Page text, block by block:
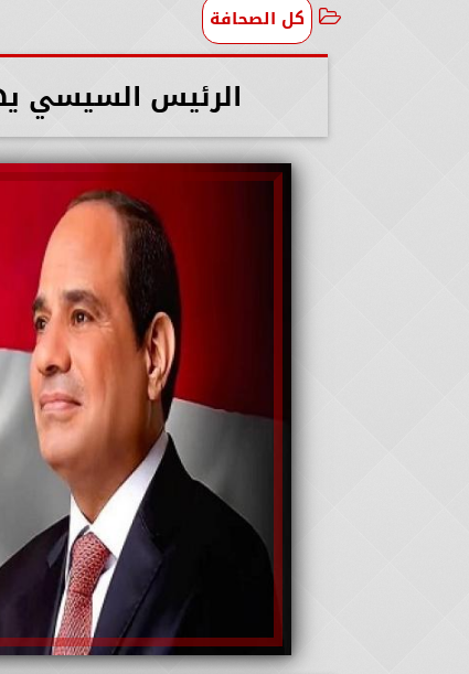
كل الصحافة
الرئيس السيسي